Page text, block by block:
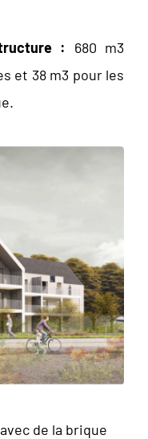
:
680 m3
et 38 m3 pour les
de la brique